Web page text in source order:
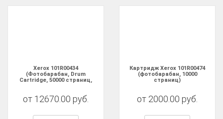
Xerox 101R00434
(Фотобарабан, Drum
Cartridge, 50000 страниц,
от 12670.00 руб.
Картридж Xerox 101R00474
(фотобарабан, 10000
страниц)
от 2000.00 руб.